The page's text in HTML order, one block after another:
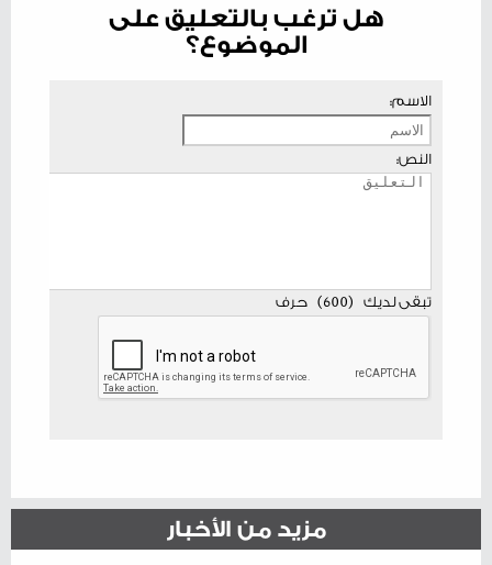
هل ترغب بالتعليق على
الموضوع؟
الاسم:
النص:
تبقى لديك (
600
) حرف
مزيد من الأخبار